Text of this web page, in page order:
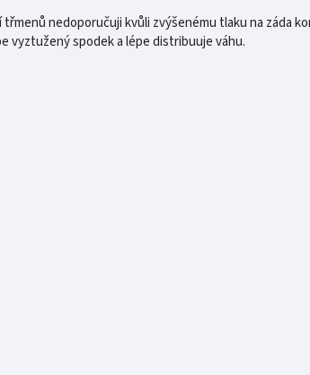
nedoporučuji kvůli zvýšenému tlaku na záda
vyztužený spodek a lépe distribuuje váhu.